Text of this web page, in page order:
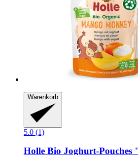
Warenkorb
5.0 (1)
Holle Bio Joghurt-​